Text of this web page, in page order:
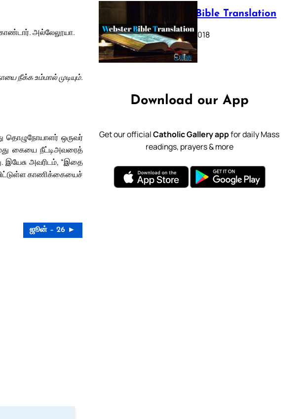
அல்லேலூயா.
நீக்க உம்மால் முடியும்.
தொழுநோயாளர் ஒருவர்
கையை நீட்டிஅவரைத்
இயேசு அவரிடம், “இதை
காணிக்கையைச்
ஜூன் – 26 ►
Webster Bible Translation
October 11, 2018
Download our App
Get our officialCatholic Gallery appfor daily Mass
readings, prayers & more